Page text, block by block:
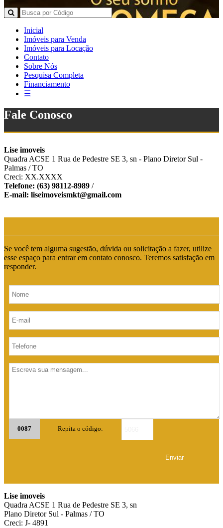
Inicial
Imóveis para Venda
Imóveis para Locação
Contato
Sobre Nós
Pesquisa Completa
Financiamento
☰
Fale Conosco
Lise imoveis
Quadra ACSE 1 Rua de Pedestre SE 3, sn - Plano Diretor Sul -
Palmas / TO
Creci: XX.XXXX
Telefone: (63) 98112-8989 /
E-mail: liseimoveismkt@gmail.com
Se você tem alguma sugestão, dúvida ou solicitação a fazer, utilize
esse espaço para entrar em contato conosco. Teremos satisfação em
responder.
0087 Repita o código:
Lise imoveis
Quadra ACSE 1 Rua de Pedestre SE 3, sn
Plano Diretor Sul - Palmas / TO
Creci: J- 4891